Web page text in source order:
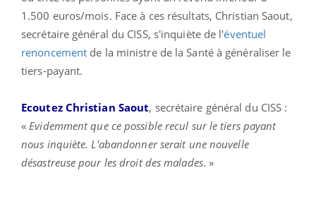
1.500 euros/mois. Face à ces résultats, Christian Saout,
secrétaire général du CISS, s'inquiète de l'éventuel
renoncement de la ministre de la Santé à généraliser le
tiers-payant.
Ecoutez Christian Saout, secrétaire général du CISS :
«Evidemment que ce possible recul sur le tiers payant
nous inquiète. L'abandonner serait une nouvelle
désastreuse pour les droit des malades. »